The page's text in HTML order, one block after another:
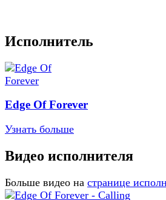
Исполнитель
Edge Of Forever
Узнать больше
Видео исполнителя
Больше видео на странице